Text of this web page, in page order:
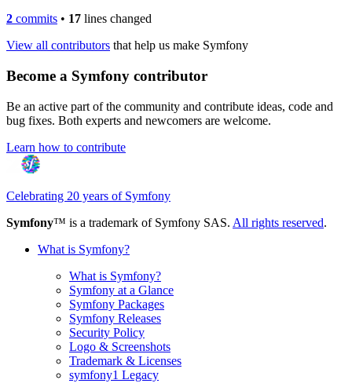
2 commits • 17 lines changed
View all contributors that help us make Symfony
Become a Symfony contributor
Be an active part of the community and contribute ideas, code and
bug fixes. Both experts and newcomers are welcome.
Learn how to contribute
Celebrating 20 years of Symfony
Symfony™ is a trademark of Symfony SAS. All rights reserved.
What is Symfony?
What is Symfony?
Symfony at a Glance
Symfony Packages
Symfony Releases
Security Policy
Logo & Screenshots
Trademark & Licenses
symfony1 Legacy